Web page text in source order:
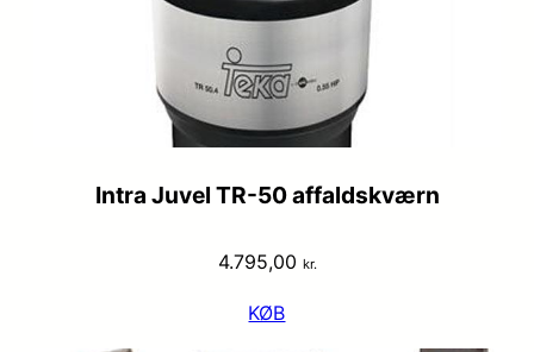
Intra Juvel TR-50 affaldskværn
4.795,00 kr.
KØB